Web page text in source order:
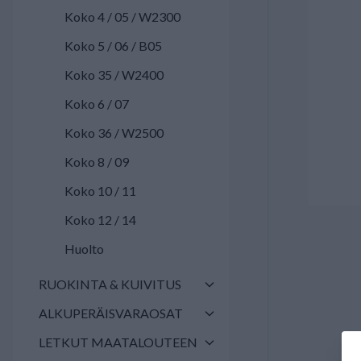
Koko 4 / 05 / W2300
Koko 5 / 06 / B05
Koko 35 / W2400
Koko 6 / 07
Koko 36 / W2500
Koko 8 / 09
Koko 10 / 11
Koko 12 / 14
Huolto
RUOKINTA & KUIVITUS
ALKUPERÄISVARAOSAT
LETKUT MAATALOUTEEN